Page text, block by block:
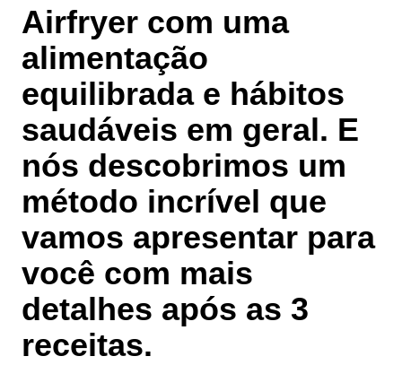
Airfryer com uma
alimentação
equilibrada e hábitos
saudáveis em geral. E
nós descobrimos um
método incrível que
vamos apresentar para
você com mais
detalhes após as 3
receitas.